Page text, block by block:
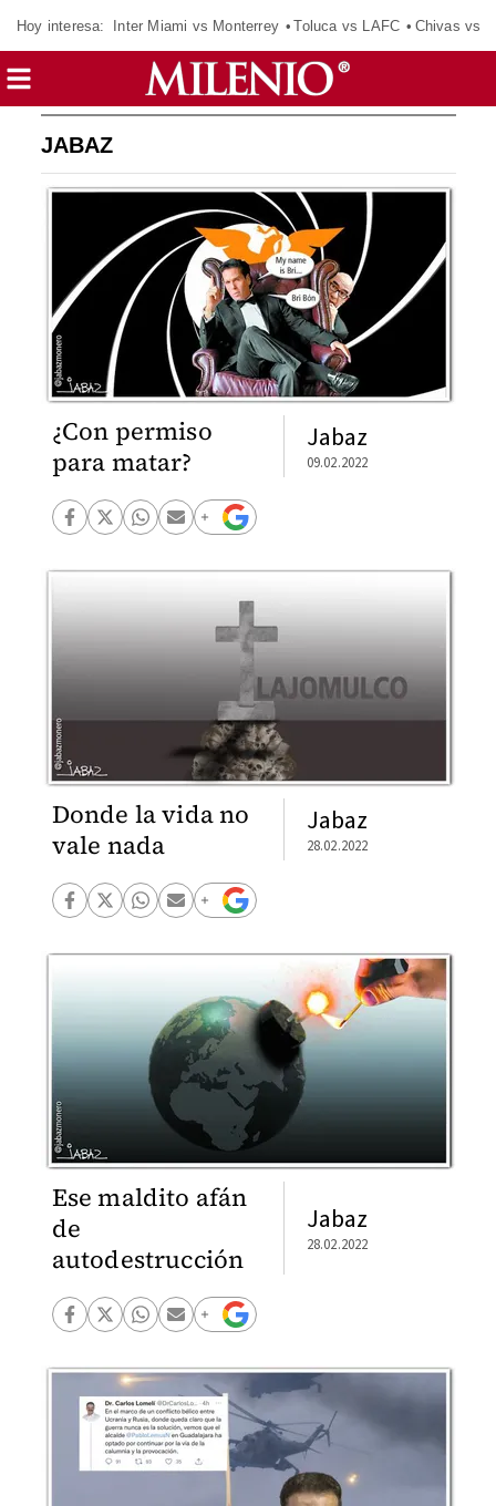
Hoy interesa: Inter Miami vs Monterrey Toluca vs LAFC Chivas vs
JABAZ
¿Con permiso
para matar?
Jabaz
09.02.2022
Donde la vida no
vale nada
Jabaz
28.02.2022
Ese maldito afán
de
autodestrucción
Jabaz
28.02.2022